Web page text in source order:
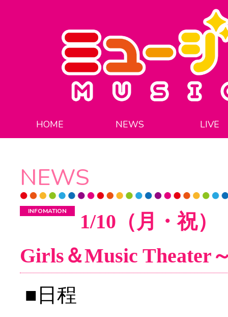
HOME NEWS LIVE
NEWS
INFOMATION
1/10（月・祝
Girls＆Music Theater
■日程